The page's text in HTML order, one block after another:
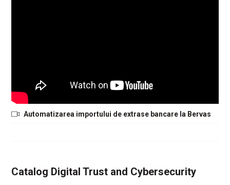
Automatizarea importului de extrase bancare la Bervas
Catalog Digital Trust and Cybersecurity